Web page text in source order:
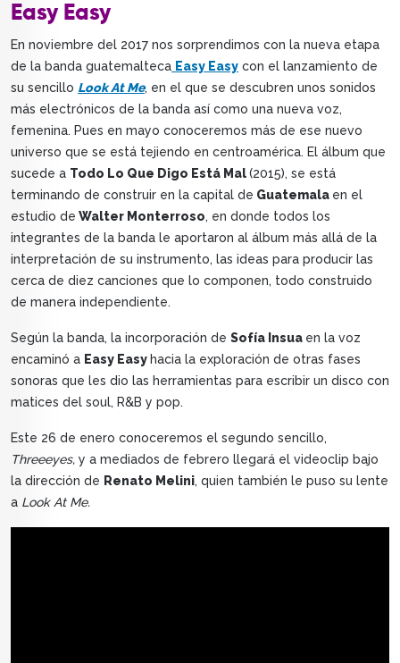
Easy Easy
En noviembre del 2017 nos sorprendimos con la nueva etapa
de la banda guatemalteca Easy Easy con el lanzamiento de
su sencillo Look At Me, en el que se descubren unos sonidos
más electrónicos de la banda así como una nueva voz,
femenina. Pues en mayo conoceremos más de ese nuevo
universo que se está tejiendo en centroamérica. El álbum que
sucede a Todo Lo Que Digo Está Mal(2015), se está
terminando de construir en la capital de Guatemala en el
estudio de Walter Monterroso, en donde todos los
integrantes de la banda le aportaron al álbum más allá de la
interpretación de su instrumento, las ideas para producir las
cerca de diez canciones que lo componen, todo construido
de manera independiente.
Según la banda, la incorporación de Sofía Insua en la voz
encaminó a Easy Easy hacia la exploración de otras fases
sonoras que les dio las herramientas para escribir un disco con
matices del soul, R&B y pop.
Este 26 de enero conoceremos el segundo sencillo,
Threeeyes, y a mediados de febrero llegará el videoclip bajo
la dirección de Renato Melini, quien también le puso su lente
a Look At Me.